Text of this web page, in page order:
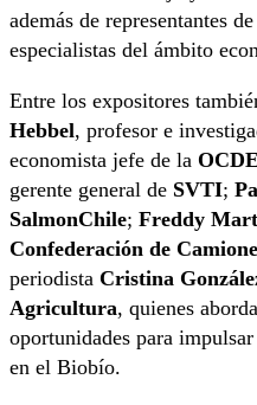
además de representantes
especialistas del ámbito
Entre los expositores
Hebbel, profesor e
economista jefe de la OCDE
gerente general de SVTI;
SalmonChile; Freddy
Confederación de
periodista Cristina
Agricultura, quienes
oportunidades para
en el Biobío.